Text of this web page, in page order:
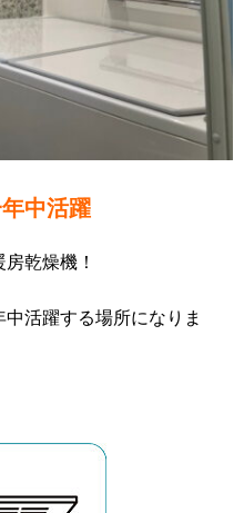
中活躍
乾燥機！
活躍する場所になりま